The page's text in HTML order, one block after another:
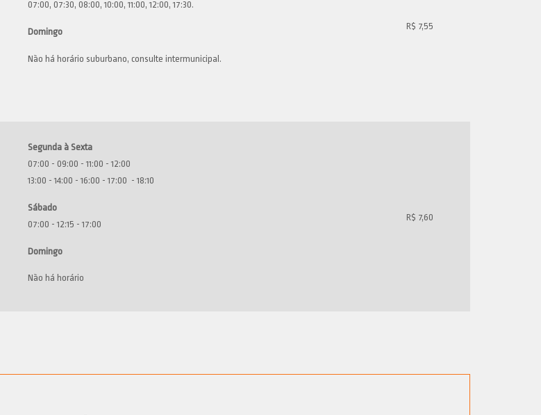
07:00, 07:30, 08:00, 10:00, 11:00, 12:00, 17:30.
Domingo
Não há horário suburbano, consulte intermunicipal.
R$ 7,55
Segunda à Sexta
07:00 - 09:00 - 11:00 - 12:00
13:00 - 14:00 - 16:00 - 17:00 - 18:10
Sábado
07:00 - 12:15 - 17:00
Domingo
Não há horário
R$ 7,60